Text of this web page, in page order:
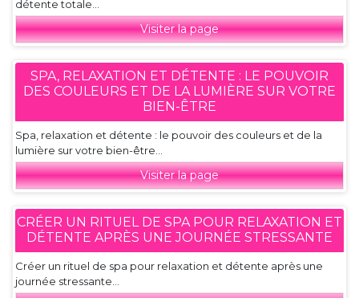
détente totale...
Visiter la page
SPA, RELAXATION ET DÉTENTE : LE POUVOIR
DES COULEURS ET DE LA LUMIÈRE SUR VOTRE
BIEN-ÊTRE
Spa, relaxation et détente : le pouvoir des couleurs et de la
lumière sur votre bien-être...
Visiter la page
CRÉER UN RITUEL DE SPA POUR RELAXATION ET
DÉTENTE APRÈS UNE JOURNÉE STRESSANTE
Créer un rituel de spa pour relaxation et détente après une
journée stressante...